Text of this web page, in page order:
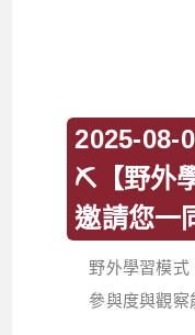
2025-08-
⛏【野外
邀請您一
野外學習模式
參與度與觀察